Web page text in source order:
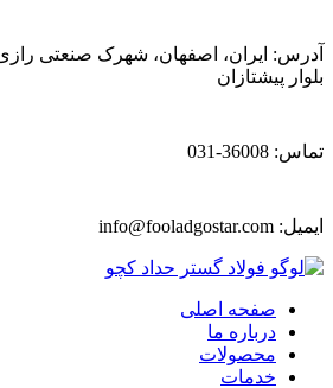
بلوار پیشتازان
تماس: 36008-031
ایمیل: info@fooladgostar.com
صفحه اصلی
درباره ما
محصولات
خدمات